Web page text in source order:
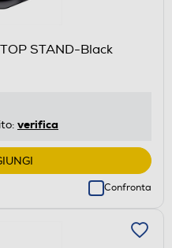
STAND-Black
verifica
Confronta